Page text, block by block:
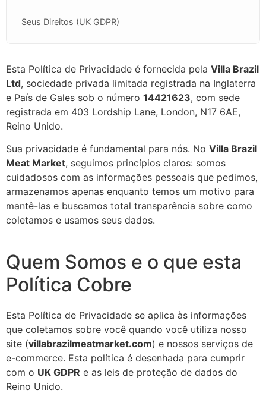
Seus Direitos (UK GDPR)
Esta Política de Privacidade é fornecida pela Villa Brazil
Ltd, sociedade privada limitada registrada na Inglaterra
e País de Gales sob o número 14421623, com sede
registrada em 403 Lordship Lane, London, N17 6AE,
Reino Unido.
Sua privacidade é fundamental para nós. No Villa Brazil
Meat Market, seguimos princípios claros: somos
cuidadosos com as informações pessoais que pedimos,
armazenamos apenas enquanto temos um motivo para
mantê-las e buscamos total transparência sobre como
coletamos e usamos seus dados.
Quem Somos e o que esta
Política Cobre
Esta Política de Privacidade se aplica às informações
que coletamos sobre você quando você utiliza nosso
site (villabrazilmeatmarket.com) e nossos serviços de
e-commerce. Esta política é desenhada para cumprir
com o UK GDPR e as leis de proteção de dados do
Reino Unido.